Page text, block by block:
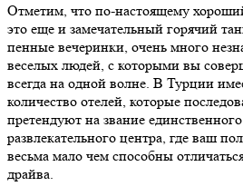
Отметим, что по-настоящему
это еще и замечательный горячий
пенные вечеринки, очень много
веселых людей, с которыми вы
всегда на одной волне. В Турции
количество отелей, которые
претендуют на звание
развлекательного центра, где ваш
весьма мало чем способны
драйва.